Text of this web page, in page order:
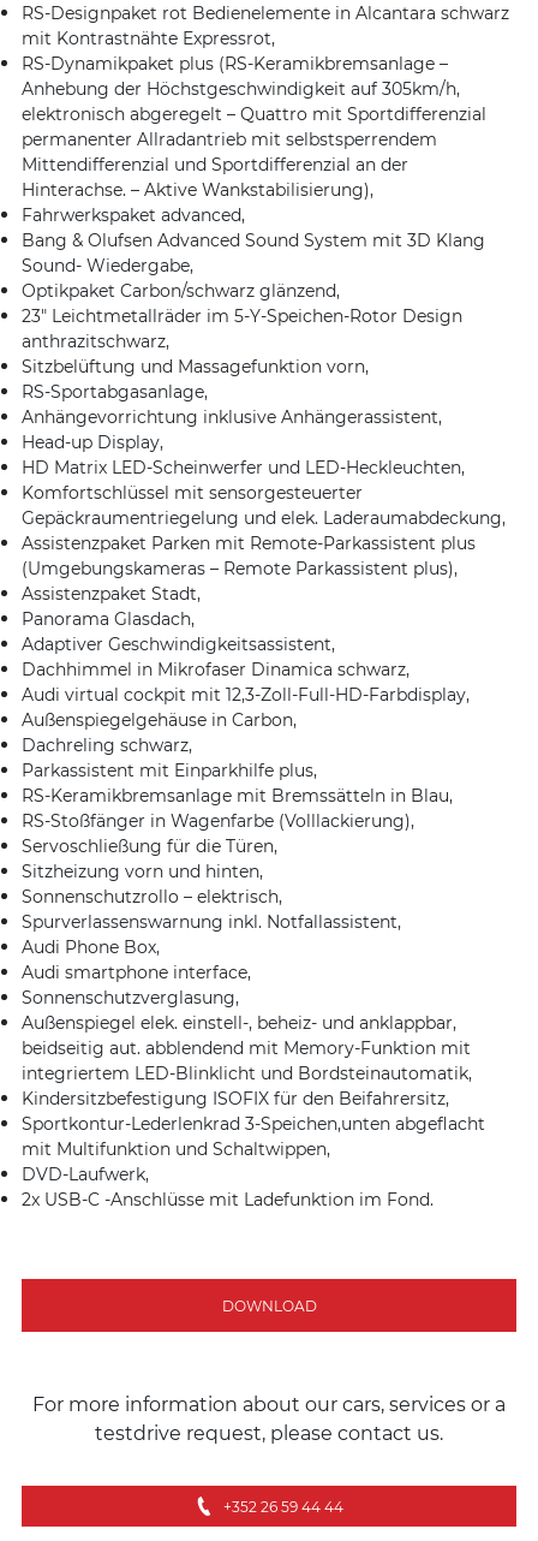
RS-Designpaket rot Bedienelemente in Alcantara schwarz
mit Kontrastnähte Expressrot,
RS-Dynamikpaket plus (RS-Keramikbremsanlage –
Anhebung der Höchstgeschwindigkeit auf 305km/h,
elektronisch abgeregelt – Quattro mit Sportdifferenzial
permanenter Allradantrieb mit selbstsperrendem
Mittendifferenzial und Sportdifferenzial an der
Hinterachse. – Aktive Wankstabilisierung),
Fahrwerkspaket advanced,
Bang & Olufsen Advanced Sound System mit 3D Klang
Sound- Wiedergabe,
Optikpaket Carbon/schwarz glänzend,
23″ Leichtmetallräder im 5-Y-Speichen-Rotor Design
anthrazitschwarz,
Sitzbelüftung und Massagefunktion vorn,
RS-Sportabgasanlage,
Anhängevorrichtung inklusive Anhängerassistent,
Head-up Display,
HD Matrix LED-Scheinwerfer und LED-Heckleuchten,
Komfortschlüssel mit sensorgesteuerter
Gepäckraumentriegelung und elek. Laderaumabdeckung,
Assistenzpaket Parken mit Remote-Parkassistent plus
(Umgebungskameras – Remote Parkassistent plus),
Assistenzpaket Stadt,
Panorama Glasdach,
Adaptiver Geschwindigkeitsassistent,
Dachhimmel in Mikrofaser Dinamica schwarz,
Audi virtual cockpit mit 12,3-Zoll-Full-HD-Farbdisplay,
Außenspiegelgehäuse in Carbon,
Dachreling schwarz,
Parkassistent mit Einparkhilfe plus,
RS-Keramikbremsanlage mit Bremssätteln in Blau,
RS-Stoßfänger in Wagenfarbe (Volllackierung),
Servoschließung für die Türen,
Sitzheizung vorn und hinten,
Sonnenschutzrollo – elektrisch,
Spurverlassenswarnung inkl. Notfallassistent,
Audi Phone Box,
Audi smartphone interface,
Sonnenschutzverglasung,
Außenspiegel elek. einstell-, beheiz- und anklappbar,
beidseitig aut. abblendend mit Memory-Funktion mit
integriertem LED-Blinklicht und Bordsteinautomatik,
Kindersitzbefestigung ISOFIX für den Beifahrersitz,
Sportkontur-Lederlenkrad 3-Speichen,unten abgeflacht
mit Multifunktion und Schaltwippen,
DVD-Laufwerk,
2x USB-C -Anschlüsse mit Ladefunktion im Fond.
DOWNLOAD
For more information about our cars, services or a
testdrive request, please contact us.
+352 26 59 44 44